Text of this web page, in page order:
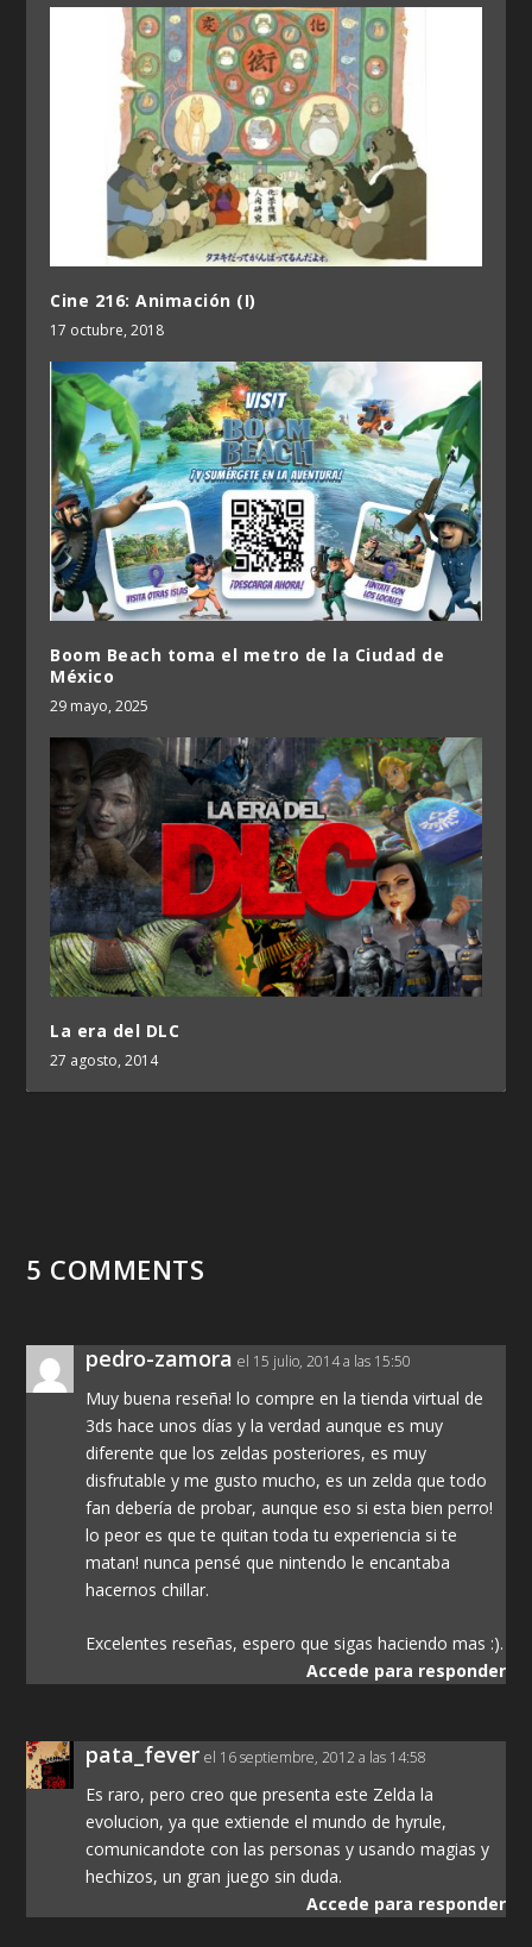
Cine 216: Animación (I)
17 octubre, 2018
Boom Beach toma el metro de la Ciudad de
México
29 mayo, 2025
La era del DLC
27 agosto, 2014
5 COMMENTS
pedro-zamora el 15 julio, 2014 a las 15:50
Muy buena reseña! lo compre en la tienda virtual de
3ds hace unos días y la verdad aunque es muy
diferente que los zeldas posteriores, es muy
disfrutable y me gusto mucho, es un zelda que todo
fan debería de probar, aunque eso si esta bien perro!
lo peor es que te quitan toda tu experiencia si te
matan! nunca pensé que nintendo le encantaba
hacernos chillar.
Excelentes reseñas, espero que sigas haciendo mas :).
Accede para responder
pata_fever el 16 septiembre, 2012 a las 14:58
Es raro, pero creo que presenta este Zelda la
evolucion, ya que extiende el mundo de hyrule,
comunicandote con las personas y usando magias y
hechizos, un gran juego sin duda.
Accede para responder